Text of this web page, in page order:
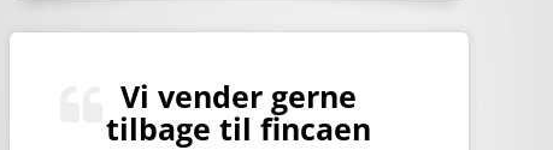
Vi vender gerne
tilbage til fincaen